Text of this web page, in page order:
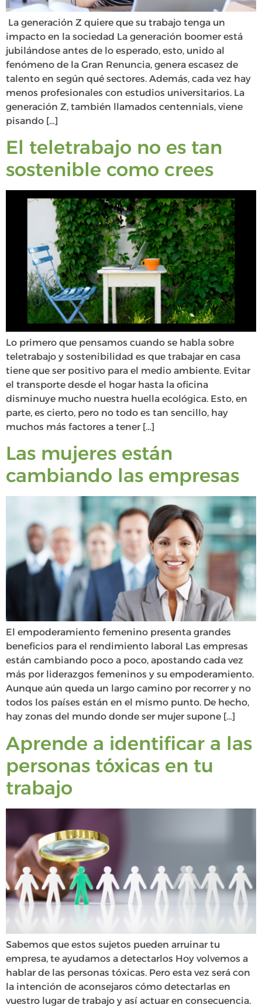
La generación Z quiere que su trabajo tenga un
impacto en la sociedad La generación boomer está
jubilándose antes de lo esperado, esto, unido al
fenómeno de la Gran Renuncia, genera escasez de
talento en según qué sectores. Además, cada vez hay
menos profesionales con estudios universitarios. La
generación Z, también llamados centennials, viene
pisando […]
El teletrabajo no es tan
sostenible como crees
Lo primero que pensamos cuando se habla sobre
teletrabajo y sostenibilidad es que trabajar en casa
tiene que ser positivo para el medio ambiente. Evitar
el transporte desde el hogar hasta la oficina
disminuye mucho nuestra huella ecológica. Esto, en
parte, es cierto, pero no todo es tan sencillo, hay
muchos más factores a tener […]
Las mujeres están
cambiando las empresas
El empoderamiento femenino presenta grandes
beneficios para el rendimiento laboral Las empresas
están cambiando poco a poco, apostando cada vez
más por liderazgos femeninos y su empoderamiento.
Aunque aún queda un largo camino por recorrer y no
todos los países están en el mismo punto. De hecho,
hay zonas del mundo donde ser mujer supone […]
Aprende a identificar a las
personas tóxicas en tu
trabajo
Sabemos que estos sujetos pueden arruinar tu
empresa, te ayudamos a detectarlos Hoy volvemos a
hablar de las personas tóxicas. Pero esta vez será con
la intención de aconsejaros cómo detectarlas en
vuestro lugar de trabajo y así actuar en consecuencia.